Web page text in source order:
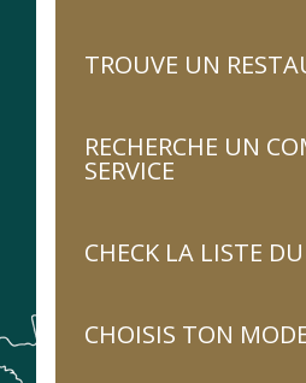
TROUVE UN
RECHERCHE UN
SERVICE
CHECK LA LISTE
CHOISIS TON